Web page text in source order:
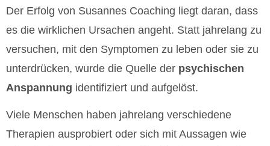
Der Erfolg von Susannes Coaching liegt daran, dass
es die wirklichen Ursachen angeht. Statt jahrelang zu
versuchen, mit den Symptomen zu leben oder sie zu
unterdrücken, wurde die Quelle der psychischen
Anspannung identifiziert und aufgelöst.
Viele Menschen haben jahrelang verschiedene
Therapien ausprobiert oder sich mit Aussagen wie